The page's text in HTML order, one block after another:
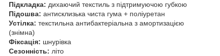
Підкладка: дихаючий текстиль з підтримуючою губкою
Підошва: антисклизька чиста гума + поліуретан
Устілка: текстильна антибактеріальна з амортизацією
(знімна)
Фіксація: шнурівка
Сезонність: літо